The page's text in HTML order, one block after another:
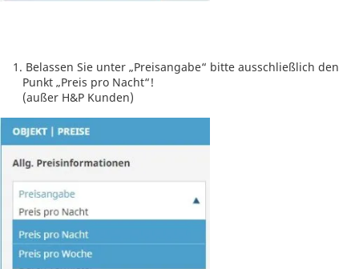
Belassen Sie unter „Preisangabe“ bitte ausschließlich den
Punkt „Preis pro Nacht“!
(außer H&P Kunden)